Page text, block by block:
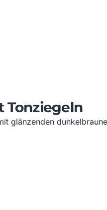
Tonziegeln
glänzenden